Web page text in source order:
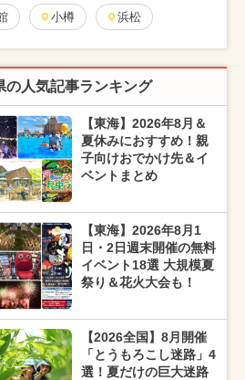
小樽 浜松
の人気記事ランキング
【東海】2026年8月＆
夏休みにおすすめ！親
子向けおでかけ先＆イ
ベントまとめ
【東海】2026年8月1
日・2日週末開催の無料
イベント18選 大規模夏
祭り＆花火大会も！
【2026全国】8月開催
「とうもろこし迷路」4
選！夏だけの巨大迷路